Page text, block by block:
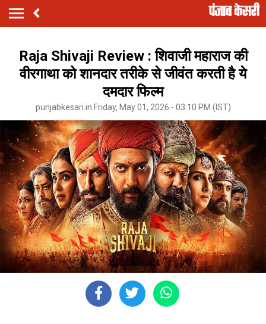
Raja Shivaji Review : शिवाजी महाराज की
वीरगाथा को शानदार तरीके से जीवंत करती है ये
दमदार फिल्म
punjabkesari.in Friday, May 01, 2026 - 03:10 PM (IST)